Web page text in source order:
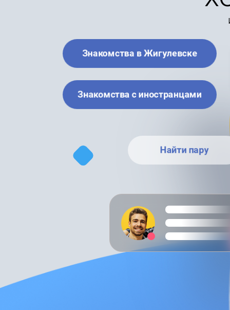
Знакомства в Жигулевске
Знакомства с иностранцами
Найти пару